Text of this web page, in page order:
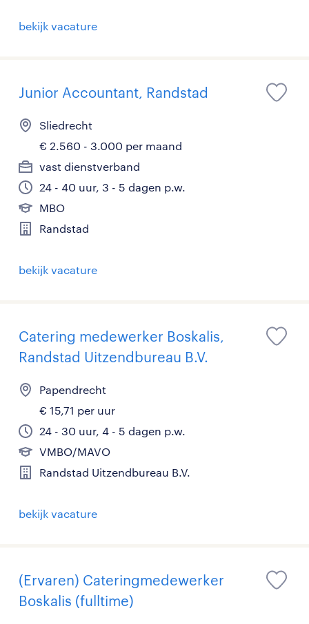
bekijk vacature
Junior Accountant, Randstad
Sliedrecht
€ 2.560 - 3.000 per maand
vast dienstverband
24 - 40 uur, 3 - 5 dagen p.w.
MBO
Randstad
bekijk vacature
Catering medewerker Boskalis,
Randstad Uitzendbureau B.V.
Papendrecht
€ 15,71 per uur
24 - 30 uur, 4 - 5 dagen p.w.
VMBO/MAVO
Randstad Uitzendbureau B.V.
bekijk vacature
(Ervaren) Cateringmedewerker
Boskalis (fulltime)